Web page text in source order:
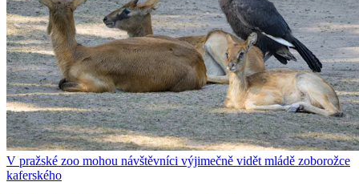
V pražské zoo mohou návštěvníci výjimečně vidět mládě zoborožce
kaferského